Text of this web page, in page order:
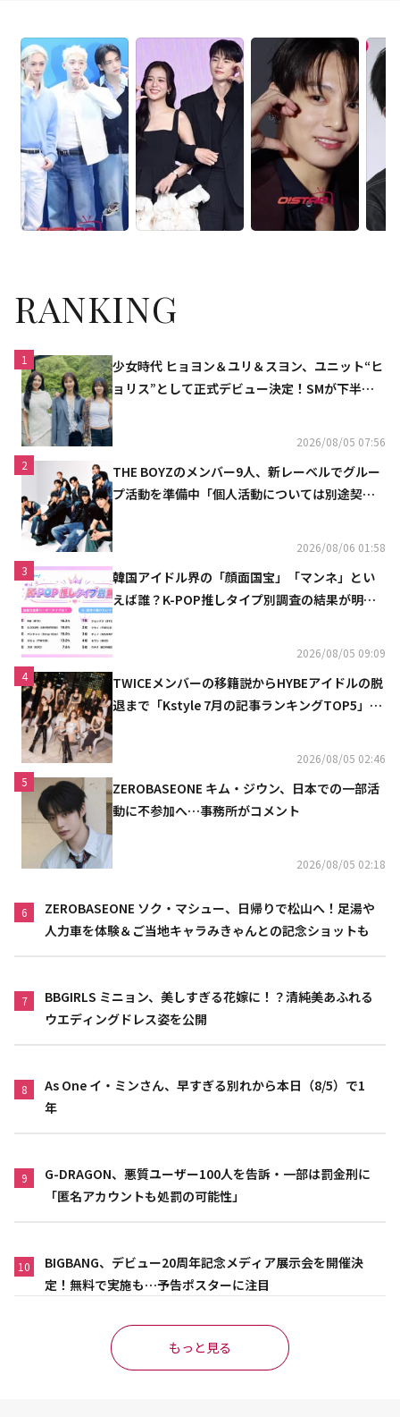
RANKING
1
少女時代 ヒョヨン＆ユリ＆スヨン、ユニット“ヒ
ョリス”として正式デビュー決定！SMが下半期
2026/08/05 07:56
2
THE BOYZのメンバー9人、新レーベルでグルー
プ活動を準備中「個人活動については別途契約
2026/08/06 01:58
3
韓国アイドル界の「顔面国宝」「マンネ」とい
えば誰？K-POP推しタイプ別調査の結果が明ら
2026/08/05 09:09
4
TWICEメンバーの移籍説からHYBEアイドルの脱
退まで「Kstyle 7月の記事ランキングTOP5」を
2026/08/05 02:46
5
ZEROBASEONE キム・ジウン、日本での一部活
動に不参加へ…事務所がコメント
2026/08/05 02:18
6
ZEROBASEONE ソク・マシュー、日帰りで松山へ！足湯や
人力車を体験＆ご当地キャラみきゃんとの記念ショットも
7
BBGIRLS ミニョン、美しすぎる花嫁に！？清純美あふれる
ウエディングドレス姿を公開
8
As One イ・ミンさん、早すぎる別れから本日（8/5）で1
年
9
G-DRAGON、悪質ユーザー100人を告訴・一部は罰金刑に
「匿名アカウントも処罰の可能性」
10
BIGBANG、デビュー20周年記念メディア展示会を開催決
定！無料で実施も…予告ポスターに注目
もっと見る